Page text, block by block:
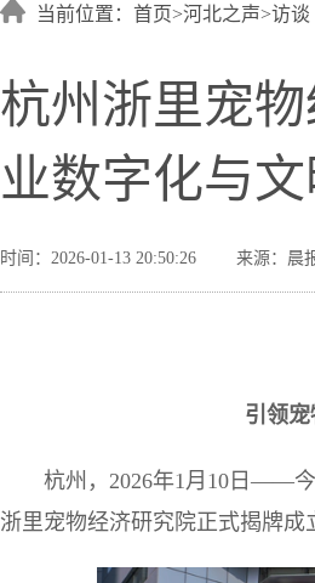
当前位置：首页>河北之声>访谈
杭州浙里宠
业数字化与
时间：2026-01-13 20:50:26 来源：晨
引领
杭州，2026年1月10日——
浙里宠物经济研究院正式揭牌成